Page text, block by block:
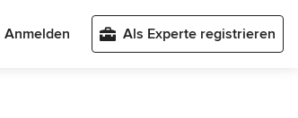
Anmelden Als Experte registrieren